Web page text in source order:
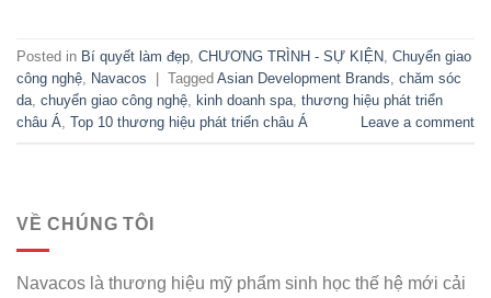
Posted in Bí quyết làm đẹp, CHƯƠNG TRÌNH - SỰ KIỆN, Chuyển giao
công nghệ, Navacos Tagged Asian Development Brands, chăm sóc
da, chuyển giao công nghệ, kinh doanh spa, thương hiệu phát triển
châu Á, Top 10 thương hiệu phát triển châu Á Leave a comment
VỀ CHÚNG TÔI
Navacos là thương hiệu mỹ phẩm sinh học thế hệ mới cải